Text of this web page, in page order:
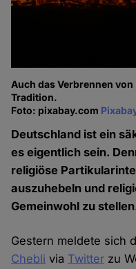
Auch das Verbrennen
Tradition.
Foto: pixabay.com
Deutschland ist ein
es eigentlich sein.
religiöse
auszuhebeln und
Gemeinwohl zu
Gestern meldete sich
Chebli via Twitter zu